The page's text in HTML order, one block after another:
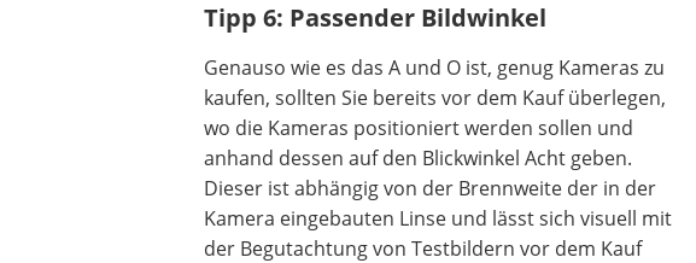
Tipp 6: Passender Bildwinkel
Genauso wie es das A und O ist, genug Kameras zu
kaufen, sollten Sie bereits vor dem Kauf überlegen,
wo die Kameras positioniert werden sollen und
anhand dessen auf den Blickwinkel Acht geben.
Dieser ist abhängig von der Brennweite der in der
Kamera eingebauten Linse und lässt sich visuell mit
der Begutachtung von Testbildern vor dem Kauf